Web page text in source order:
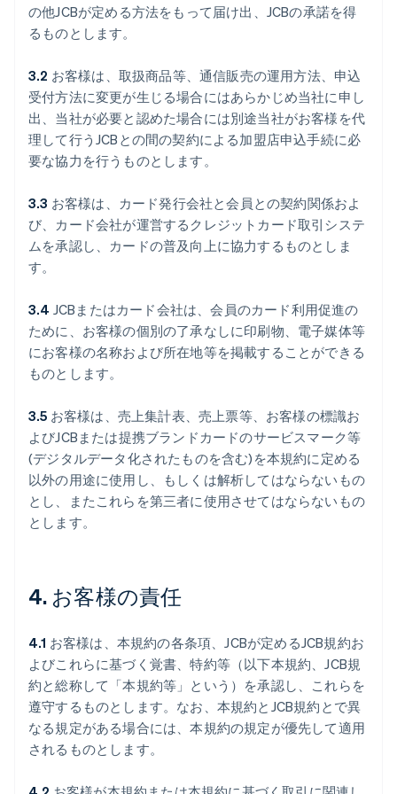
の他JCBが定める方法をもって届け出、JCBの承諾を得
るものとします。
3.2 お客様は、取扱商品等、通信販売の運用方法、申込
受付方法に変更が生じる場合にはあらかじめ当社に申し
出、当社が必要と認めた場合には別途当社がお客様を代
理して行うJCBとの間の契約による加盟店申込手続に必
要な協力を行うものとします。
3.3 お客様は、カード発行会社と会員との契約関係およ
び、カード会社が運営するクレジットカード取引システ
ムを承認し、カードの普及向上に協力するものとしま
す。
3.4 JCBまたはカード会社は、会員のカード利用促進の
ために、お客様の個別の了承なしに印刷物、電子媒体等
にお客様の名称および所在地等を掲載することができる
ものとします。
3.5 お客様は、売上集計表、売上票等、お客様の標識お
よびJCBまたは提携ブランドカードのサービスマーク等
(デジタルデータ化されたものを含む)を本規約に定める
以外の用途に使用し、もしくは解析してはならないもの
とし、またこれらを第三者に使用させてはならないもの
とします。
4. お客様の責任
4.1 お客様は、本規約の各条項、JCBが定めるJCB規約お
よびこれらに基づく覚書、特約等（以下本規約、JCB規
約と総称して「本規約等」という）を承認し、これらを
遵守するものとします。なお、本規約とJCB規約とで異
なる規定がある場合には、本規約の規定が優先して適用
されるものとします。